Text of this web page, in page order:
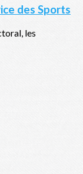
des Sports
les